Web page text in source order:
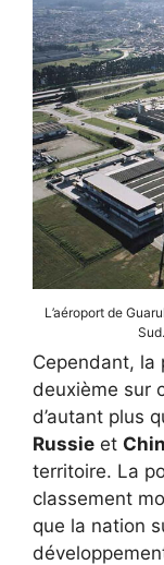
L’aéroport de
Cependant, la
deuxième sur
d’autant plus
Russie et
territoire. La
classement
que la nation